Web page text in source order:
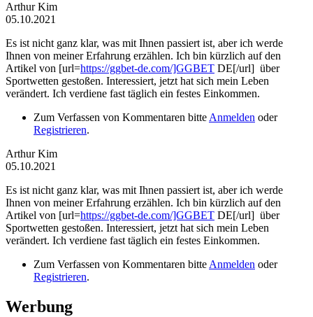
Arthur Kim
05.10.2021
Es ist nicht ganz klar, was mit Ihnen passiert ist, aber ich werde
Ihnen von meiner Erfahrung erzählen. Ich bin kürzlich auf den
Artikel von [url=https://ggbet-de.com/]GGBET DE[/url] über
Sportwetten gestoßen. Interessiert, jetzt hat sich mein Leben
verändert. Ich verdiene fast täglich ein festes Einkommen.
Zum Verfassen von Kommentaren bitte Anmelden oder
Registrieren.
Arthur Kim
05.10.2021
Es ist nicht ganz klar, was mit Ihnen passiert ist, aber ich werde
Ihnen von meiner Erfahrung erzählen. Ich bin kürzlich auf den
Artikel von [url=https://ggbet-de.com/]GGBET DE[/url] über
Sportwetten gestoßen. Interessiert, jetzt hat sich mein Leben
verändert. Ich verdiene fast täglich ein festes Einkommen.
Zum Verfassen von Kommentaren bitte Anmelden oder
Registrieren.
Werbung